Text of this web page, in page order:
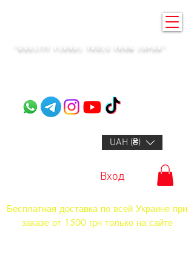
"QUALITY FLORAL TOOLS FROM JAPAN"​
UAH (₴)
Вход
Бесплатная доставка по всей Украине при
заказе от 1500 грн только на сайте